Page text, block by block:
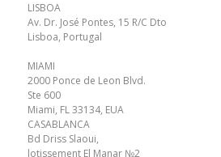
LISBOA
Av. Dr. José Pontes, 15 R/C Dto
Lisboa, Portugal
MIAMI
2000 Ponce de Leon Blvd.
Ste 600
Miami, FL 33134, EUA
CASABLANCA
Bd Driss Slaoui,
lotissement El Manar №2